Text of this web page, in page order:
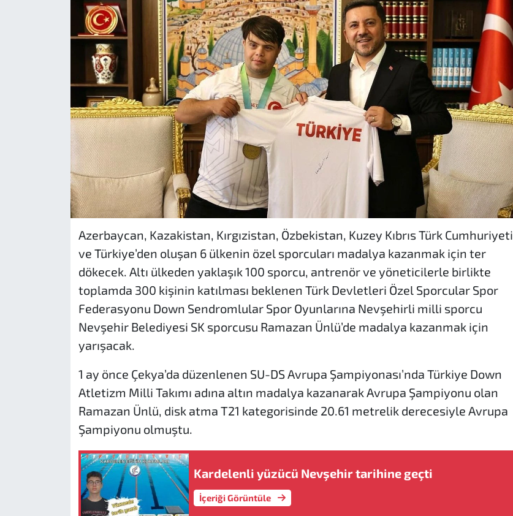
Azerbaycan, Kazakistan, Kırgızistan, Özbekistan, Kuzey Kıbrıs Türk Cumhuriyeti
ve Türkiye’den oluşan 6 ülkenin özel sporcuları madalya kazanmak için ter
dökecek. Altı ülkeden yaklaşık 100 sporcu, antrenör ve yöneticilerle birlikte
toplamda 300 kişinin katılması beklenen Türk Devletleri Özel Sporcular Spor
Federasyonu Down Sendromlular Spor Oyunlarına Nevşehirli milli sporcu
Nevşehir Belediyesi SK sporcusu Ramazan Ünlü’de madalya kazanmak için
yarışacak.
1 ay önce Çekya’da düzenlenen SU-DS Avrupa Şampiyonası’nda Türkiye Down
Atletizm Milli Takımı adına altın madalya kazanarak Avrupa Şampiyonu olan
Ramazan Ünlü, disk atma T21 kategorisinde 20.61 metrelik derecesiyle Avrupa
Şampiyonu olmuştu.
Kardelenli yüzücü Nevşehir tarihine geçti
İçeriği Görüntüle